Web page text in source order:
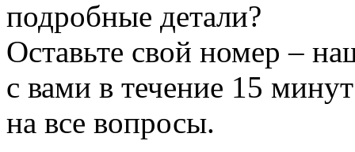
подробные детали?
Оставьте свой номер –
с вами в течение 15
на все вопросы.